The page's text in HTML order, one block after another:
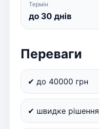
Термін
до 30 днів
Переваги
✔ до 40000 грн
✔ швидке рішення